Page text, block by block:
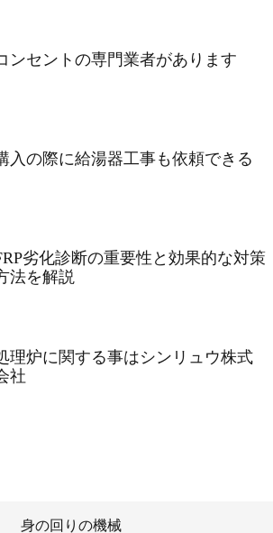
ンセントの専門業者があります
入の際に給湯器工事も依頼できる
劣化診断の重要性と効果的な対策
法を解説
理炉に関する事はシンリュウ株式
社
身の回りの機械